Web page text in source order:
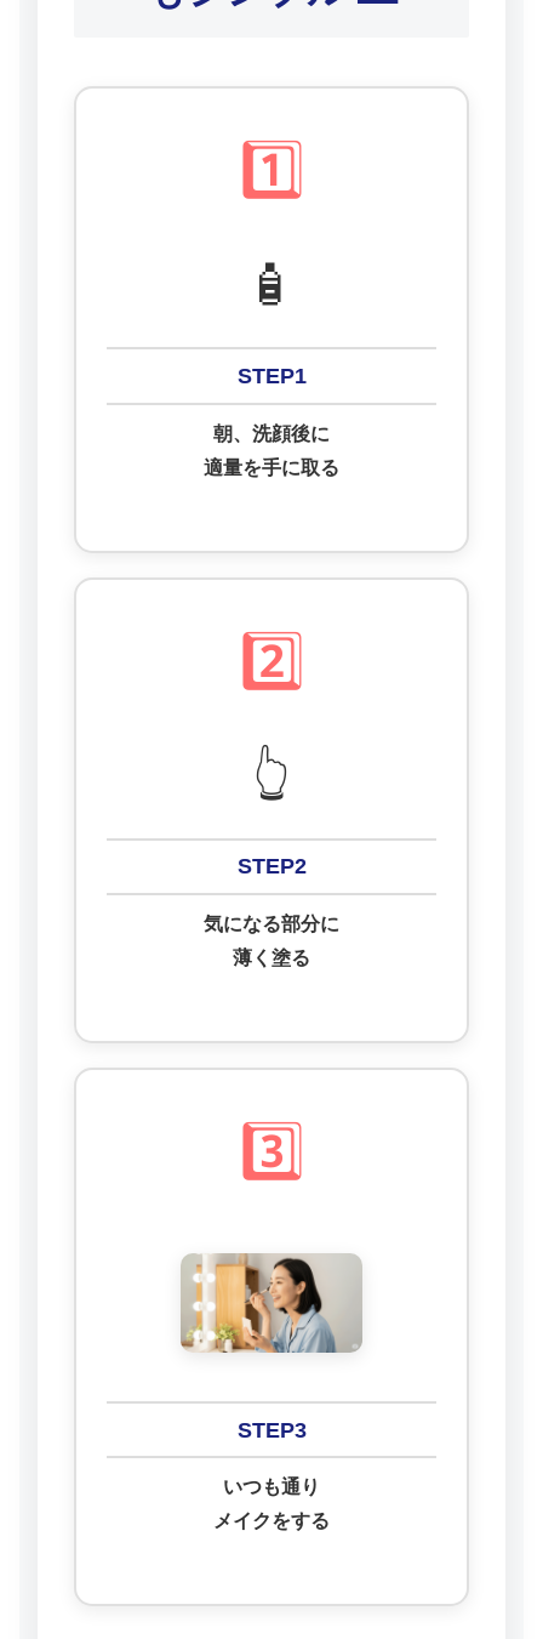
1️⃣
🧴
STEP1
朝、洗顔後に
適量を手に取る
2️⃣
👆
STEP2
気になる部分に
薄く塗る
3️⃣
STEP3
いつも通り
メイクをする